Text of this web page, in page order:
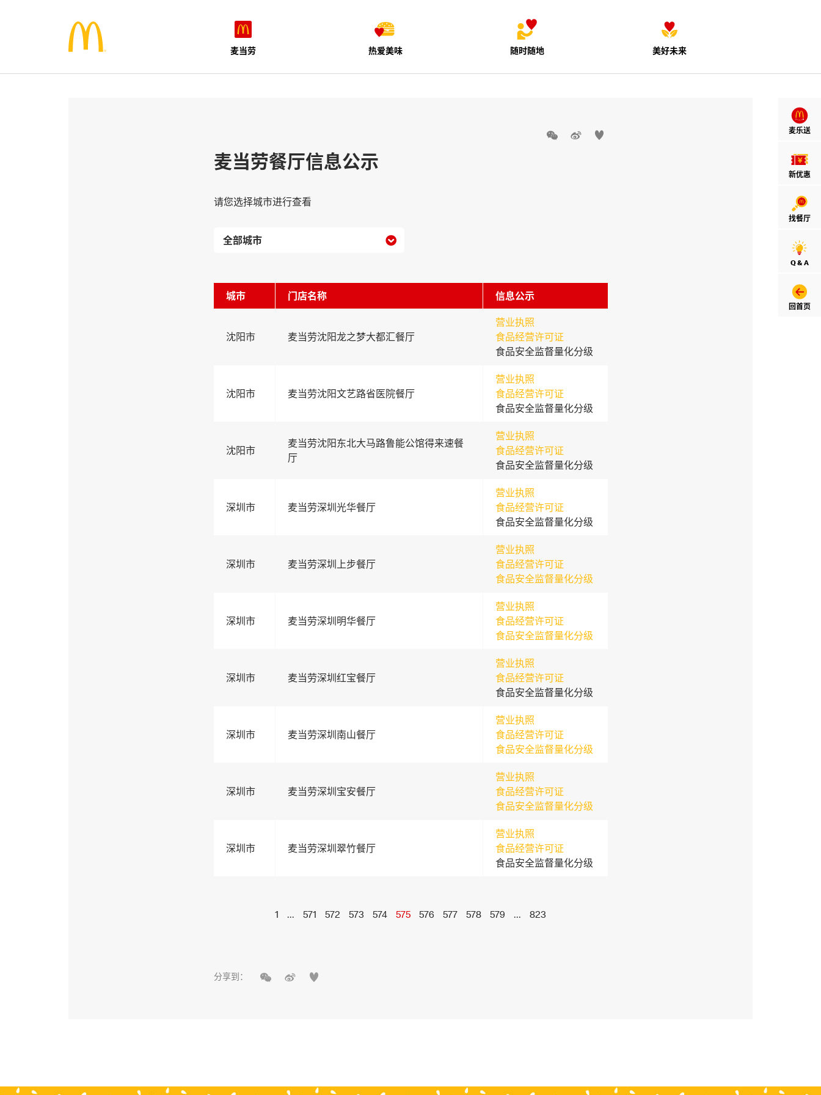
麦当劳 热爱美味 随时随地 美好未来
麦乐送
新优惠
找餐厅
Q & A
回首页
  
麦当劳餐厅信息公示
请您选择城市进行查看

城市 门店名称 信息公示
沈阳市 麦当劳沈阳龙之梦大都汇餐厅
营业执照
食品经营许可证
食品安全监督量化分级
沈阳市 麦当劳沈阳文艺路省医院餐厅
营业执照
食品经营许可证
食品安全监督量化分级
沈阳市
麦当劳沈阳东北大马路鲁能公馆得来速餐
厅
营业执照
食品经营许可证
食品安全监督量化分级
深圳市 麦当劳深圳光华餐厅
营业执照
食品经营许可证
食品安全监督量化分级
深圳市 麦当劳深圳上步餐厅
营业执照
食品经营许可证
食品安全监督量化分级
深圳市 麦当劳深圳明华餐厅
营业执照
食品经营许可证
食品安全监督量化分级
深圳市 麦当劳深圳红宝餐厅
营业执照
食品经营许可证
食品安全监督量化分级
深圳市 麦当劳深圳南山餐厅
营业执照
食品经营许可证
食品安全监督量化分级
深圳市 麦当劳深圳宝安餐厅
营业执照
食品经营许可证
食品安全监督量化分级
深圳市 麦当劳深圳翠竹餐厅
营业执照
食品经营许可证
食品安全监督量化分级
1 ... 571 572 573 574 575 576 577 578 579 ... 823
分享到：   